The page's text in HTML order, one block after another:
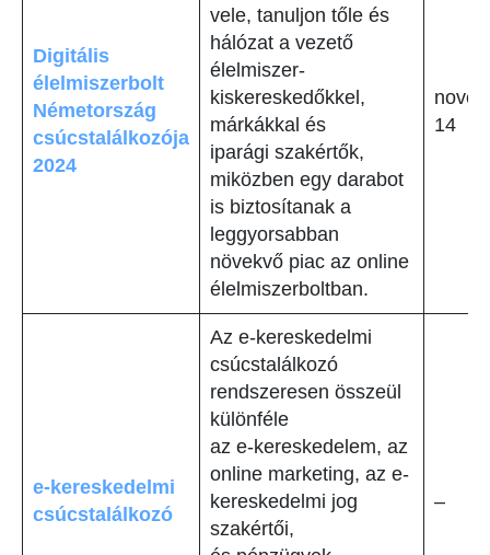
Digitális
élelmiszerbolt
Németország
csúcstalálkozója
2024
vele, tanuljon tőle és
hálózat a vezető
élelmiszer-
kiskereskedőkkel,
márkákkal és
iparági szakértők,
miközben egy darabot
is biztosítanak a
leggyorsabban
növekvő piac az online
élelmiszerboltban.
14
e-kereskedelmi
csúcstalálkozó
Az e-kereskedelmi
csúcstalálkozó
rendszeresen összeül
különféle
az e-kereskedelem, az
online marketing, az e-
kereskedelmi jog
szakértői,
–